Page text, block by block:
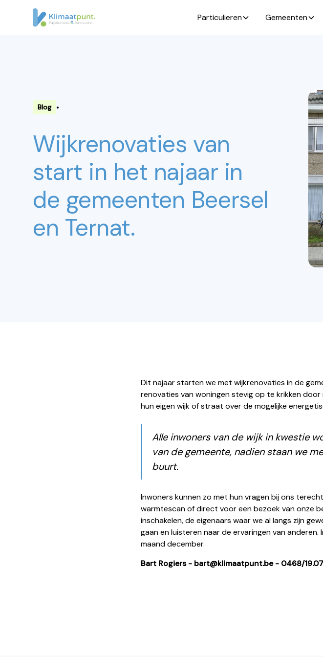
Particulieren Gemeenten
Blog •
Wijkrenovaties van
start in het najaar in
de gemeenten Beersel
en Ternat.
Dit najaar starten we met wijkrenovaties in de
renovaties van woningen stevig op te krikken
hun eigen wijk of straat over de mogelijke
Alle inwoners van de wijk in kwestie
van de gemeente, nadien staan we
buurt.
Inwoners kunnen zo met hun vragen bij ons
warmtescan of direct voor een bezoek van onze
inschakelen, de eigenaars waar we al langs zijn
gaan en luisteren naar de ervaringen van
maand december.
Bart Rogiers - bart@klimaatpunt.be - 0468/